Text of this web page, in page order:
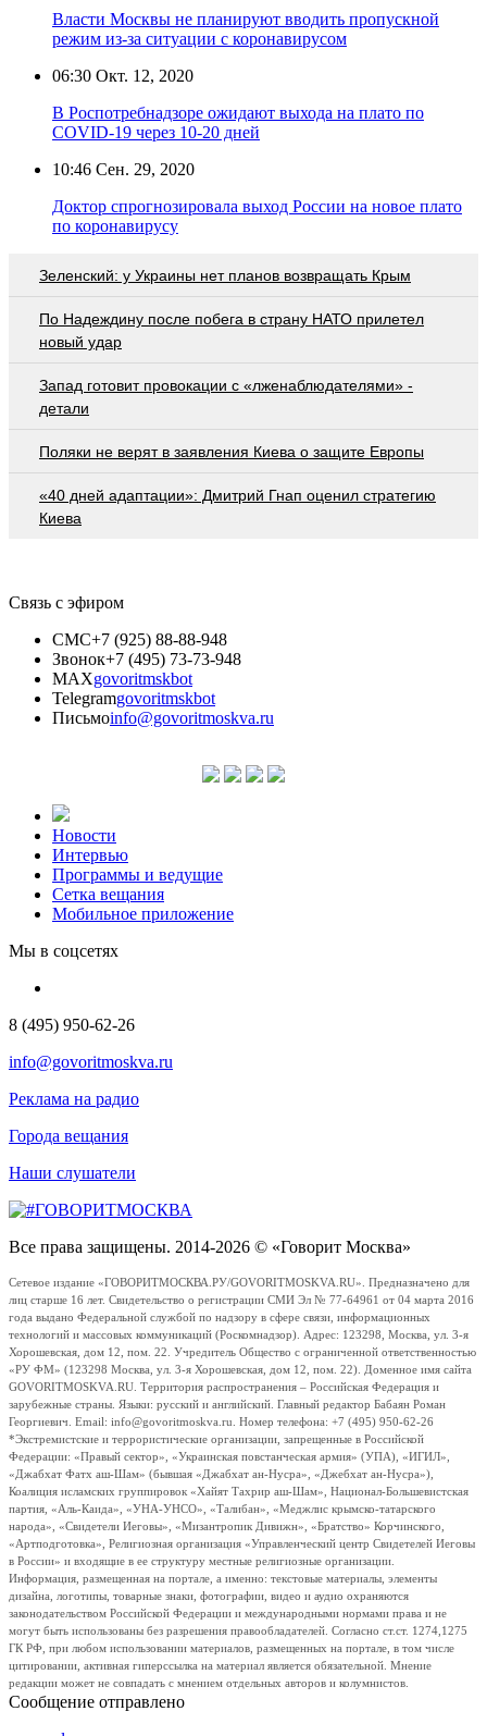
Власти Москвы не планируют вводить пропускной
режим из-за ситуации с коронавирусом
06:30 Окт. 12, 2020
В Роспотребнадзоре ожидают выхода на плато по
COVID-19 через 10-20 дней
10:46 Сен. 29, 2020
Доктор спрогнозировала выход России на новое плато
по коронавирусу
Зеленский: у Украины нет планов возвращать Крым
По Надеждину после побега в страну НАТО прилетел
новый удар
Запад готовит провокации с «лженаблюдателями» -
детали
Поляки не верят в заявления Киева о защите Европы
«40 дней адаптации»: Дмитрий Гнап оценил стратегию
Киева
Связь с эфиром
СМС+7 (925) 88-88-948
Звонок+7 (495) 73-73-948
MAXgovoritmskbot
Telegramgovoritmskbot
Письмоinfo@govoritmoskva.ru
Новости
Интервью
Программы и ведущие
Сетка вещания
Мобильное приложение
Мы в соцсетях
8 (495) 950-62-26
info@govoritmoskva.ru
Реклама на радио
Города вещания
Наши слушатели
Все права защищены. 2014-2026 © «Говорит Москва»
Сетевое издание «ГОВОРИТМОСКВА.РУ/GOVORITMOSKVA.RU». Предназначено для
лиц старше 16 лет. Свидетельство о регистрации СМИ Эл № 77-64961 от 04 марта 2016
года выдано Федеральной службой по надзору в сфере связи, информационных
технологий и массовых коммуникаций (Роскомнадзор). Адрес: 123298, Москва, ул. 3-я
Хорошевская, дом 12, пом. 22. Учредитель Общество с ограниченной ответственностью
«РУ ФМ» (123298 Москва, ул. 3-я Хорошевская, дом 12, пом. 22). Доменное имя сайта
GOVORITMOSKVA.RU. Территория распространения – Российская Федерация и
зарубежные страны. Языки: русский и английский. Главный редактор Бабаян Роман
Георгиевич. Email: info@govoritmoskva.ru. Номер телефона: +7 (495) 950-62-26
*Экстремистские и террористические организации, запрещенные в Российской
Федерации: «Правый сектор», «Украинская повстанческая армия» (УПА), «ИГИЛ»,
«Джабхат Фатх аш-Шам» (бывшая «Джабхат ан-Нусра», «Джебхат ан-Нусра»),
Коалиция исламских группировок «Хайят Тахрир аш-Шам», Национал-Большевистская
партия, «Аль-Каида», «УНА-УНСО», «Талибан», «Меджлис крымско-татарского
народа», «Свидетели Иеговы», «Мизантропик Дивижн», «Братство» Корчинского,
«Артподготовка», Религиозная организация «Управленческий центр Свидетелей Иеговы
в России» и входящие в ее структуру местные религиозные организации.
Информация, размещенная на портале, а именно: текстовые материалы, элементы
дизайна, логотипы, товарные знаки, фотографии, видео и аудио охраняются
законодательством Российской Федерации и международными нормами права и не
могут быть использованы без разрешения правообладателей. Согласно ст.ст. 1274,1275
ГК РФ, при любом использовании материалов, размещенных на портале, в том числе
цитировании, активная гиперссылка на материал является обязательной. Мнение
редакции может не совпадать с мнением отдельных авторов и колумнистов.
Сообщение отправлено